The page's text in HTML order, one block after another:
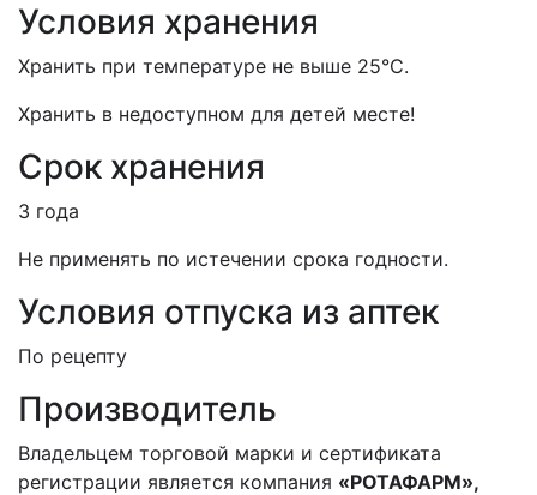
Условия хранения
Хранить при температуре не выше 25°С.
Хранить в недоступном для детей месте!
Срок хранения
3 года
Не применять по истечении срока годности.
Условия отпуска из аптек
По рецепту
Производитель
Владельцем торговой марки и сертификата
регистрации является компания «РОТАФАРМ»,